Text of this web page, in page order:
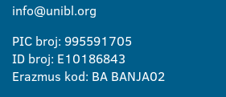
info@unibl.org
PIC broj: 995591705
ID broj: E10186843
Erazmus kod: BA BANJA02